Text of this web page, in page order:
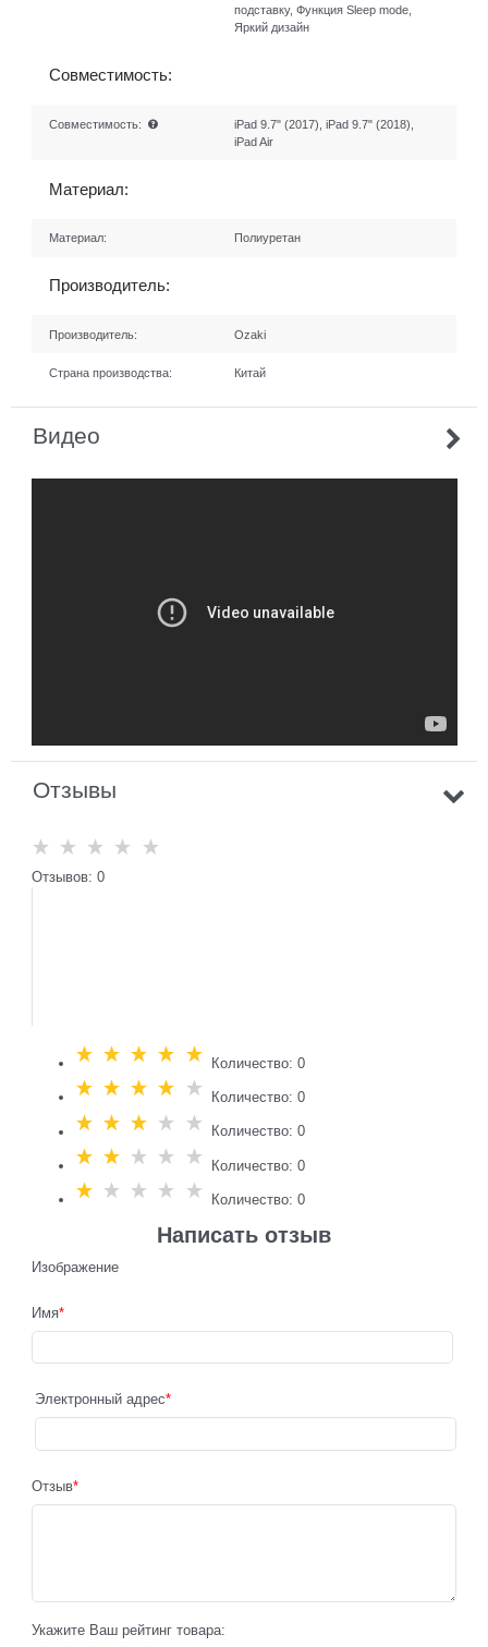
подставку, Функция Sleep mode,
Яркий дизайн
Совместимость:
Совместимость:
iPad 9.7" (2017), iPad 9.7" (2018),
iPad Air
Материал:
Материал: Полиуретан
Производитель:
Производитель: Ozaki
Страна производства: Китай
Видео
Отзывы
Отзывов: 0
Количество: 0
Количество: 0
Количество: 0
Количество: 0
Количество: 0
Написать отзыв
Изображение
Имя
Электронный адрес
Отзыв
Укажите Ваш рейтинг товара: